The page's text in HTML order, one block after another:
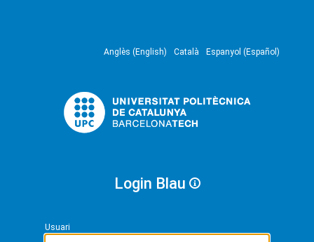
Anglès (English) Català Espanyol (Español)
Login Blau
Usuari